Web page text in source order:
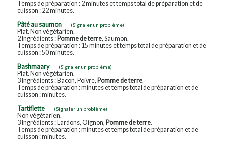
Temps de préparation : 2 minutes et temps total de préparation et de
cuisson : 22 minutes.
Pâté au saumon
(Signaler un problème)
Plat. Non végétarien.
2 Ingrédients : Pomme de terre, Saumon.
Temps de préparation : 15 minutes et temps total de préparation et de
cuisson : 50 minutes.
Bashmaary
(Signaler un problème)
Plat. Non végétarien.
3 Ingrédients : Bacon, Poivre, Pomme de terre.
Temps de préparation : minutes et temps total de préparation et de
cuisson : minutes.
Tartiflette
(Signaler un problème)
Non végétarien.
3 Ingrédients : Lardons, Oignon, Pomme de terre.
Temps de préparation : minutes et temps total de préparation et de
cuisson : minutes.